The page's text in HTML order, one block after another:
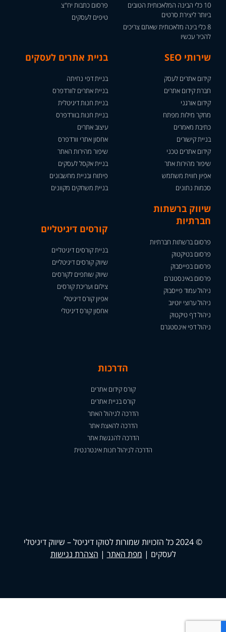
10 כלי הבינה המלאכותית הטובים
ביותר ליצירת סרטים
8 כלי בינה מלאכותית שאתם צריכים
להכיר עכשיו
פרסום כתבות יח"צ
טיפים לעסקים
שירותי SEO
קידום אתרים לעסק
חברת קידום אתרים
קידום אורגני
מחקר מילות מפתח
כתיבת מאמרים
בניית קישורים
קידום אתרים טכני
שיפור מהירות אתר
אפיון חווית משתמש
סכמות נתונים
בניית אתרים לעסקים
בניית דפי נחיתה
בניית אתרים לוורדפרס
בניית חנות דיגיטלית
בניית חנות בוורדפרס
עיצוב אתרים
אחסון אתרי וורדפרס
שיפור מהירות האתר
בניית אקסל לעסקים
פיתוח ובניית מחשבונים
בניית משחקים מקוונים
שיווק ברשתות
חברתיות
פרסום ברשתות חברתיות
פרסום בטיקטוק
פרסום בפייסבוק
פרסום באינסטגרם
ניהול עמוד פייסבוק
ניהול ערוצי יוטיוב
ניהול דף טיקטוק
ניהול דפי אינסטגרם
קורסים דיגיטליים
בניית קורסים דיגיטליים
שיווק קורסים דיגיטליים
שיווק שותפים לקורסים
צילום ועריכת קורסים
אפיון קורס דיגיטלי
אחסון קורס דיגיטלי
הדרכות
קורס קידום אתרים
קורס בניית אתרים
הדרכה לניהול האתר
הדרכה להאצת אתר
הדרכה להנגשת אתר
הדרכה לניהול חנות אינטרנטית
© 2024 כל הזכויות שמורות לטוקו דיגיטל – שיווק דיגיטלי
לעסקים | מפת האתר| הצהרת נגישות